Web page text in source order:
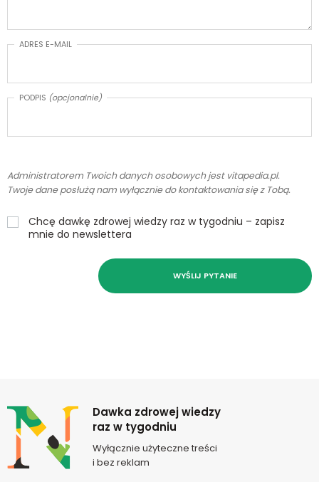
ADRES E-MAIL
PODPIS (opcjonalnie)
Administratorem Twoich danych osobowych jest vitapedia.pl.
Twoje dane posłużą nam wyłącznie do kontaktowania się z Tobą.
Chcę dawkę zdrowej wiedzy raz w tygodniu – zapisz
mnie do newslettera
WYŚLIJ PYTANIE
Dawka zdrowej wiedzy
raz w tygodniu
Wyłącznie użyteczne treści
i bez reklam